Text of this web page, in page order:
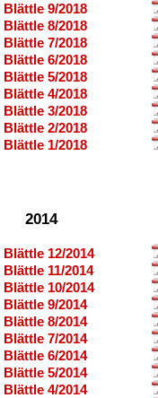
Blättle 9/2018
Blättle 8/2018
Blättle 7/2018
Blättle 6/2018
Blättle 5/2018
Blättle 4/2018
Blättle 3/2018
Blättle 2/2018
Blättle 1/2018
2014
Blättle 12/2014
Blättle 11/2014
Blättle 10/2014
Blättle 9/2014
Blättle 8/2014
Blättle 7/2014
Blättle 6/2014
Blättle 5/2014
Blättle 4/2014